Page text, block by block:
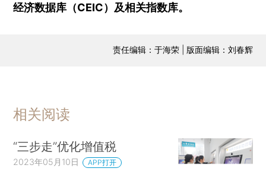
经济数据库（CEIC）及相关指数库。
责任编辑：于海荣 | 版面编辑：刘春辉
相关阅读
“三步走”优化增值税
2023年05月10日 APP打开